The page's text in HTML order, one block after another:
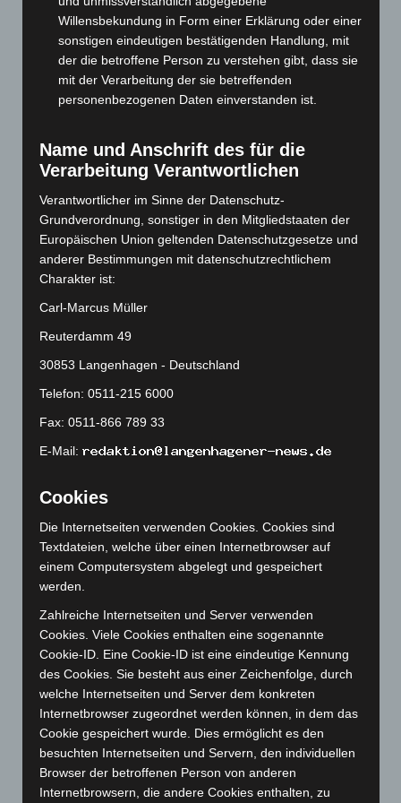
September 2024
(112)
August 2024(107)
Juli 2024 (89)
Juni 2024(107)
April 2024 (102)
März 2024(103)
Februar 2024(103)
Januar 2024(111)
Dezember 2023(130)
November 2023
Oktober 2023 (114)
September 2023(133)
August 2023(134)
Juli 2023(118)
Juni 2023(142)
Mai 2023
(139)
März 2023(174)
Februar 2023(154)
Januar 2023(140)
Dezember 2022
(130)
Oktober 2022(166)
September 2022(205)
August 2022
Juli 2022(133)
Juni 2022(167)
Mai 2022
(177)
April 2022(198)
Willensbekundung in Form einer Erklärung oder einer
sonstigen eindeutigen bestätigenden Handlung, mit
der die betroffene Person zu verstehen gibt, dass sie
mit der Verarbeitung der sie betreffenden
personenbezogenen Daten einverstanden ist.
Name und Anschrift des für die
Verarbeitung Verantwortlichen
Verantwortlicher im Sinne der Datenschutz-
Grundverordnung, sonstiger in den Mitgliedstaaten der
Europäischen Union geltenden Datenschutzgesetze und
anderer Bestimmungen mit datenschutzrechtlichem
Charakter ist:
Carl-Marcus Müller
Reuterdamm 49
30853 Langenhagen - Deutschland
Telefon: 0511-215 6000
Fax: 0511-866 789 33
E-Mail:
Cookies
Die Internetseiten verwenden Cookies. Cookies sind
Textdateien, welche über einen Internetbrowser auf
einem Computersystem abgelegt und gespeichert
werden.
Zahlreiche Internetseiten und Server verwenden
Cookies. Viele Cookies enthalten eine sogenannte
Cookie-ID. Eine Cookie-ID ist eine eindeutige Kennung
des Cookies. Sie besteht aus einer Zeichenfolge, durch
welche Internetseiten und Server dem konkreten
Internetbrowser zugeordnet werden können, in dem das
Cookie gespeichert wurde. Dies ermöglicht es den
besuchten Internetseiten und Servern, den individuellen
Browser der betroffenen Person von anderen
Internetbrowsern, die andere Cookies enthalten, zu